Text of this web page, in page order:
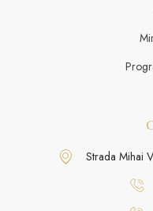
Strada Mihai